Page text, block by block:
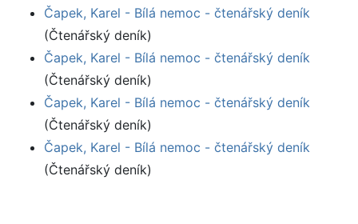
Čapek, Karel - Bílá nemoc - čtenářský deník
(Čtenářský deník)
Čapek, Karel - Bílá nemoc - čtenářský deník
(Čtenářský deník)
Čapek, Karel - Bílá nemoc - čtenářský deník
(Čtenářský deník)
Čapek, Karel - Bílá nemoc - čtenářský deník
(Čtenářský deník)